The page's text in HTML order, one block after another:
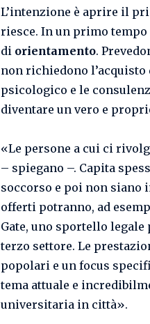
L’intenzione è aprire il
riesce. In un primo
di orientamento.
non richiedono
psicologico e le
diventare un vero e
«Le persone a cui ci
– spiegano –. Capita
soccorso e poi non
offerti potranno, ad
Gate, uno sportello
terzo settore. Le
popolari e un focus
tema attuale e
universitaria in città».